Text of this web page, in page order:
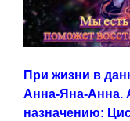
При жизни в
Анна-Яна-Анна.
назначению: